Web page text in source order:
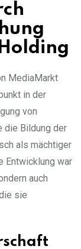
MediaMarkt
in der
von
die Bildung der
als mächtiger
Entwicklung war
auch
sie